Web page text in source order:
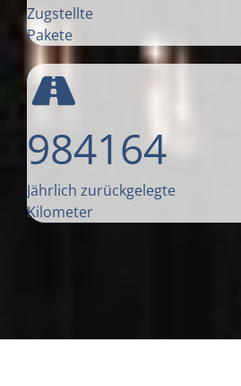
Zugstellte
Pakete
984164
Jährlich zurückgelegte
Kilometer